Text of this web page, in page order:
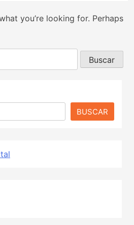
you’re looking for. Perhaps
BUSCAR